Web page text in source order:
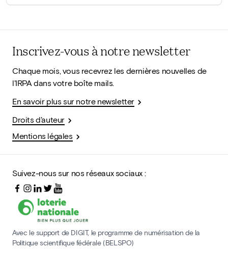
Inscrivez-vous à notre newsletter
Chaque mois, vous recevrez les dernières nouvelles de
l'IRPA dans votre boîte mails.
En savoir plus sur notre newsletter
Droits d'auteur
Mentions légales
Suivez-nous sur nos réseaux sociaux :
Avec le support de DIGIT, le programme de numérisation de la
Politique scientifique fédérale (BELSPO)